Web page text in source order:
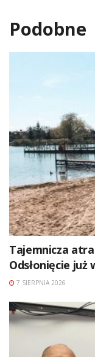
Podobne
Tajemnicza
Odsłonięcie już
7 SIERPNIA 2026